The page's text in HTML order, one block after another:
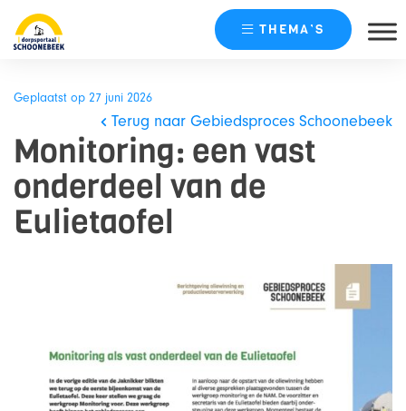
naar
THEMA’S
Geplaatst op 27 juni 2026
Terug naar Gebiedsproces Schoonebeek
Monitoring: een vast
onderdeel van de
Eulietaofel